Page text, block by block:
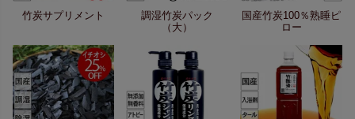
竹炭サプリメント
調湿竹炭パック
（大）
国産竹炭100％熟睡ピ
ロー